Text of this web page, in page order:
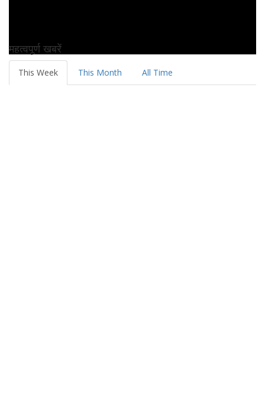
महत्वपूर्ण खबरें
This Week This Month All Time